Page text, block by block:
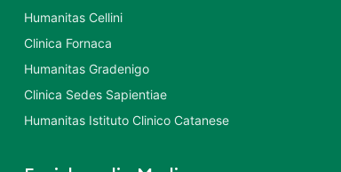
Humanitas Cellini
Clinica Fornaca
Humanitas Gradenigo
Clinica Sedes Sapientiae
Humanitas Istituto Clinico Catanese